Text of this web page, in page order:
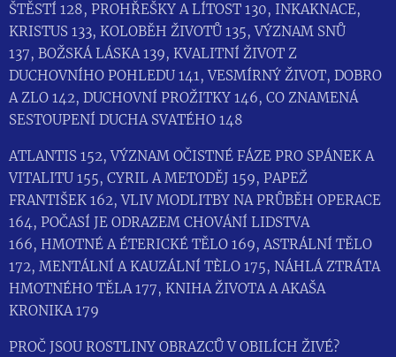
ŠTĚSTÍ 128, PROHŘEŠKY A LÍTOST 130, INKAKNACE,
KRISTUS 133, KOLOBĚH ŽIVOTŮ 135, VÝZNAM SNŮ
137, BOŽSKÁ LÁSKA 139, KVALITNÍ ŽIVOT Z
DUCHOVNÍHO POHLEDU 141, VESMÍRNÝ ŽIVOT, DOBRO
A ZLO 142, DUCHOVNÍ PROŽITKY 146, CO ZNAMENÁ
SESTOUPENÍ DUCHA SVATÉHO 148
ATLANTIS 152, VÝZNAM OČISTNÉ FÁZE PRO SPÁNEK A
VITALITU 155, CYRIL A METODĚJ 159, PAPEŽ
FRANTIŠEK 162, VLIV MODLITBY NA PRŮBĚH OPERACE
164, POČASÍ JE ODRAZEM CHOVÁNÍ LIDSTVA
166, HMOTNÉ A ÉTERICKÉ TĚLO 169, ASTRÁLNÍ TĚLO
172, MENTÁLNÍ A KAUZÁLNÍ TÈLO 175, NÁHLÁ ZTRÁTA
HMOTNÉHO TĚLA 177, KNIHA ŽIVOTA A AKAŠA
KRONIKA 179
PROČ JSOU ROSTLINY OBRAZCŮ V OBILÍCH ŽIVÉ?